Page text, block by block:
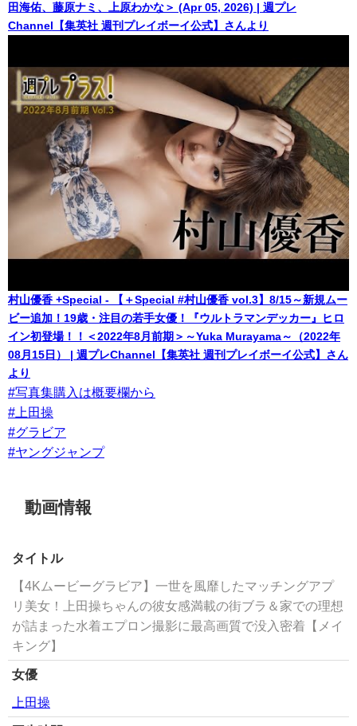
田海佑、藤原ナミ、上原わかな＞ (Apr 05, 2026) | 週プレ
Channel【集英社 週刊プレイボーイ公式】さんより
村山優香 +Special - 【＋Special #村山優香 vol.3】8/15～新規ムー
ビー追加！19歳・注目の若手女優！『ウルトラマンデッカー』ヒロ
イン初登場！！＜2022年8月前期＞～Yuka Murayama～（2022年
08月15日） | 週プレChannel【集英社 週刊プレイボーイ公式】さん
より
#写真集購入は概要欄から
#上田操
#グラビア
#ヤングジャンプ
動画情報
タイトル
【4Kムービーグラビア】一世を風靡したマッチングアプ
リ美女！上田操ちゃんの彼女感満載の街ブラ＆家での理想
が詰まった水着エプロン撮影に最高画質で没入密着【メイ
キング】
女優
上田操